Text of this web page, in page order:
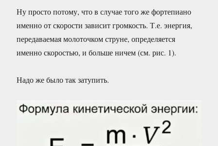
Ну просто потому, что в случае того же фортепиано
именно от скорости зависит громкость. Т.е. энергия,
передаваемая молоточком струне, определяется
именно скоростью, и больше ничем (см. рис. 1).
Надо же было так затупить.